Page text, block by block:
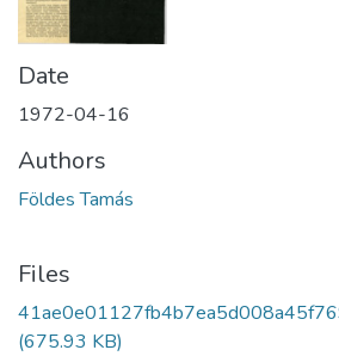
Date
1972-04-16
Authors
Földes Tamás
Files
(675.93 KB)